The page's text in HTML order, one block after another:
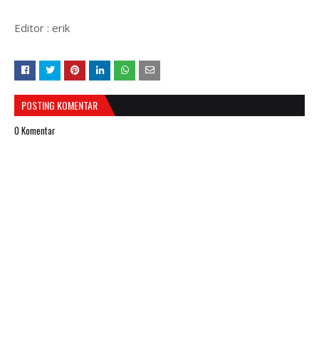
Editor : erik
POSTING KOMENTAR
0 Komentar